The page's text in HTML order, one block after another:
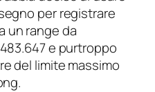
per registrare
un range da
e purtroppo
del limite massimo